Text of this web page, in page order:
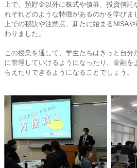
上で、預貯金以外に株式や債券、投資信
れぞれどのような特徴があるのかを学びま
上での秘訣や注意点、新たに始まるNISA
わりました。
この授業を通して、学生たちはきっと自分
に管理していけるようになったり、金融を
らえたりできるようになることでしょう。